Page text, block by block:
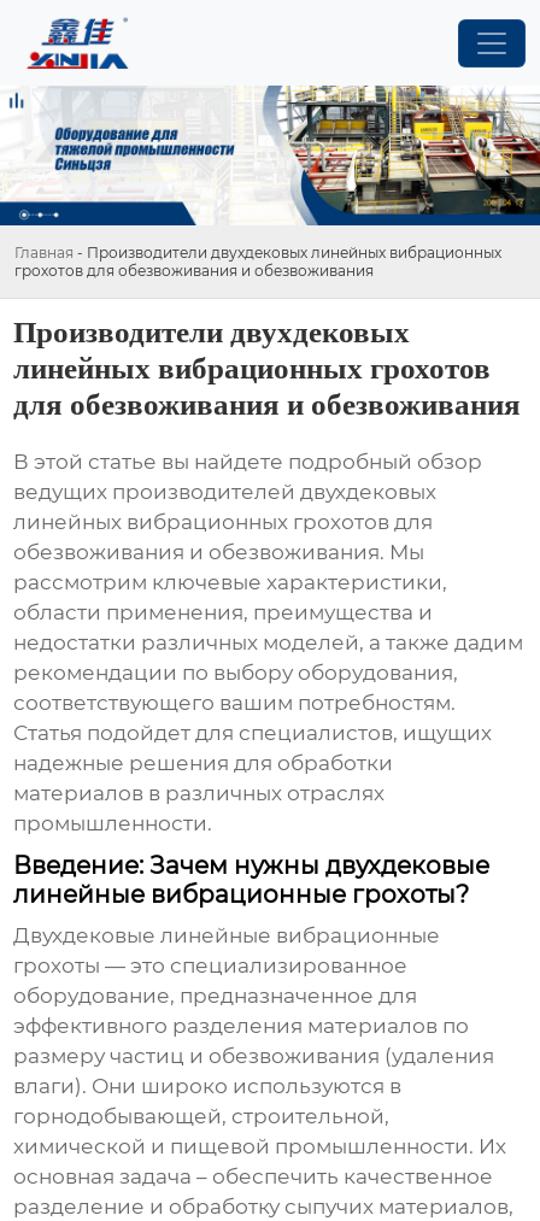
Главная - Производители двухдековых линейных вибрационных
грохотов для обезвоживания и обезвоживания
Производители двухдековых
линейных вибрационных грохотов
для обезвоживания и обезвоживания
В этой статье вы найдете подробный обзор
ведущих производителей двухдековых
линейных вибрационных грохотов для
обезвоживания и обезвоживания. Мы
рассмотрим ключевые характеристики,
области применения, преимущества и
недостатки различных моделей, а также дадим
рекомендации по выбору оборудования,
соответствующего вашим потребностям.
Статья подойдет для специалистов, ищущих
надежные решения для обработки
материалов в различных отраслях
промышленности.
Введение: Зачем нужны двухдековые
линейные вибрационные грохоты?
Двухдековые линейные вибрационные
грохоты — это специализированное
оборудование, предназначенное для
эффективного разделения материалов по
размеру частиц и обезвоживания (удаления
влаги). Они широко используются в
горнодобывающей, строительной,
химической и пищевой промышленности. Их
основная задача – обеспечить качественное
разделение и обработку сыпучих материалов,